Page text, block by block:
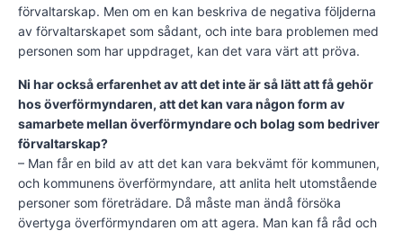
förvaltarskap. Men om en kan beskriva de negativa följderna
av förvaltarskapet som sådant, och inte bara problemen med
personen som har uppdraget, kan det vara värt att pröva.
Ni har också erfarenhet av att det inte är så lätt att få gehör
hos överförmyndaren, att det kan vara någon form av
samarbete mellan överförmyndare och bolag som bedriver
förvaltarskap?
– Man får en bild av att det kan vara bekvämt för kommunen,
och kommunens överförmyndare, att anlita helt utomstående
personer som företrädare. Då måste man ändå försöka
övertyga överförmyndaren om att agera. Man kan få råd och